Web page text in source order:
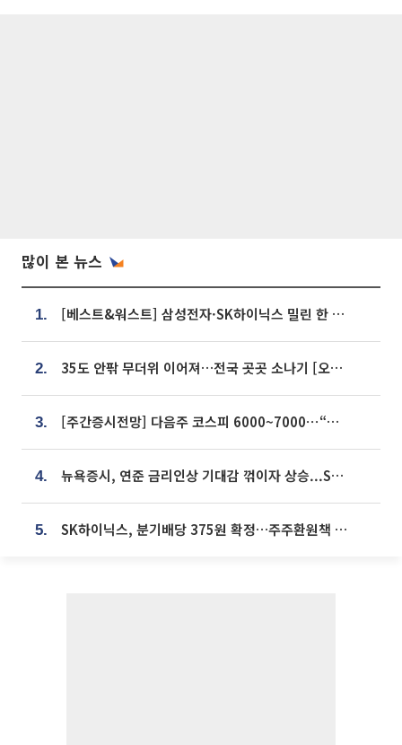
많이 본 뉴스
1. [베스트&워스트] 삼성전자·SK하이닉스 밀린 한 주…상상인증권은 85% 급등
2. 35도 안팎 무더위 이어져…전국 곳곳 소나기 [오늘 날씨]
3. [주간증시전망] 다음주 코스피 6000~7000⋯“外人 수급은 정책이 변수”
4. 뉴욕증시, 연준 금리인상 기대감 꺾이자 상승...S&P500 사상 최고치 [종합]
5. SK하이닉스, 분기배당 375원 확정…주주환원책 9월로 앞당겨 발표